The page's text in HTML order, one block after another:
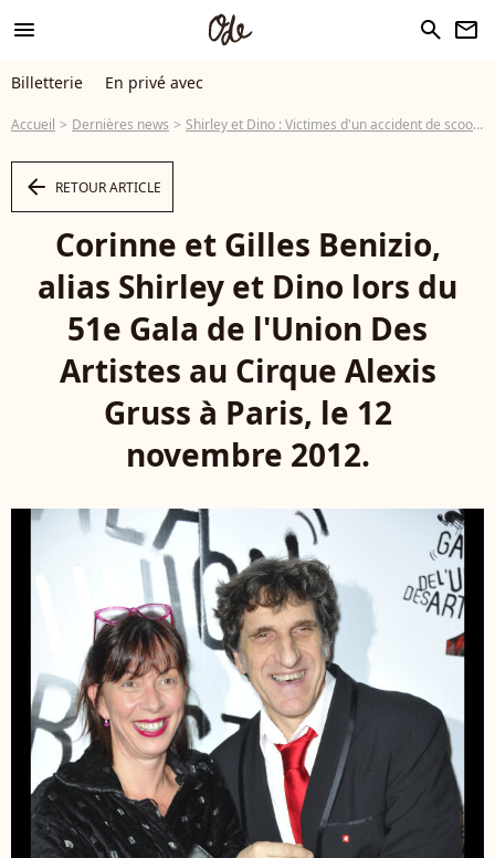
menu search newsletter
Billetterie En privé avec
Accueil Dernières news Shirley et Dino : Victimes d'un accident de scooter !
arrow_left RETOUR ARTICLE
Corinne et Gilles Benizio,
alias Shirley et Dino lors du
51e Gala de l'Union Des
Artistes au Cirque Alexis
Gruss à Paris, le 12
novembre 2012.